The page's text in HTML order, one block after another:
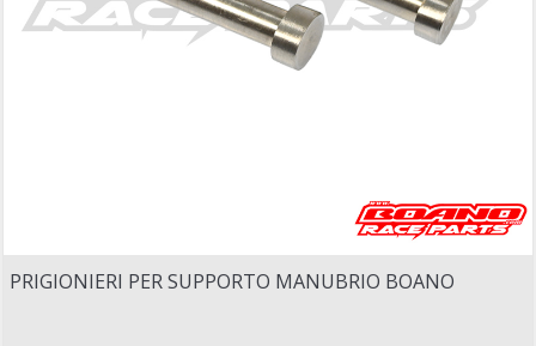
PRIGIONIERI PER SUPPORTO MANUBRIO BOANO